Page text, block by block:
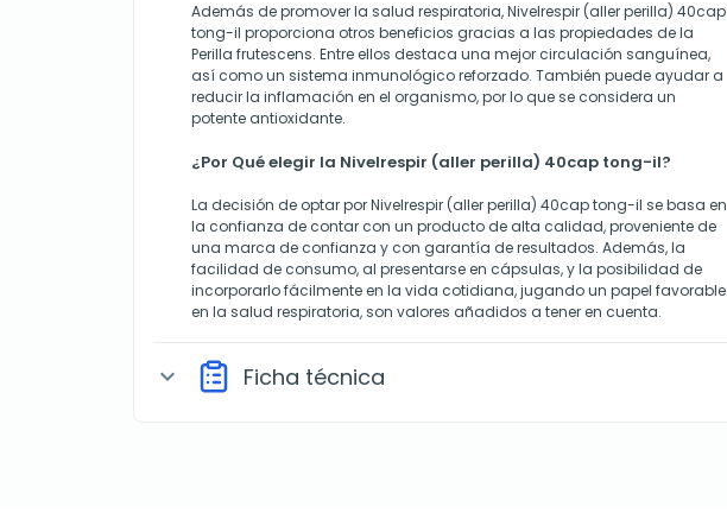
Además de promover la salud respiratoria, Nivelrespir (aller perilla) 40cap
tong-il proporciona otros beneficios gracias a las propiedades de la
Perilla frutescens. Entre ellos destaca una mejor circulación sanguínea,
así como un sistema inmunológico reforzado. También puede ayudar a
reducir la inflamación en el organismo, por lo que se considera un
potente antioxidante.
¿Por Qué elegir la Nivelrespir (aller perilla) 40cap tong-il?
La decisión de optar por Nivelrespir (aller perilla) 40cap tong-il se basa en
la confianza de contar con un producto de alta calidad, proveniente de
una marca de confianza y con garantía de resultados. Además, la
facilidad de consumo, al presentarse en cápsulas, y la posibilidad de
incorporarlo fácilmente en la vida cotidiana, jugando un papel favorable
en la salud respiratoria, son valores añadidos a tener en cuenta.
expand_more Ficha técnica